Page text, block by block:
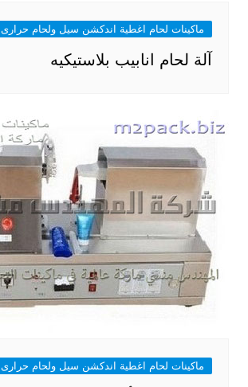
ماكينات لحام اغطية اندكشن سيل ولحام حرارى
آلة لحام انابيب بلاستيكيه
ماكينات لحام اغطية اندكشن سيل ولحام حرارى